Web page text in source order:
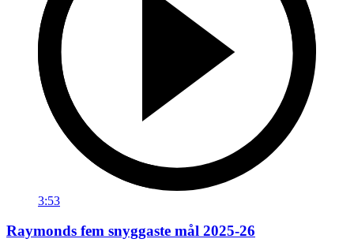
3:53
Raymonds fem snyggaste mål 2025-26